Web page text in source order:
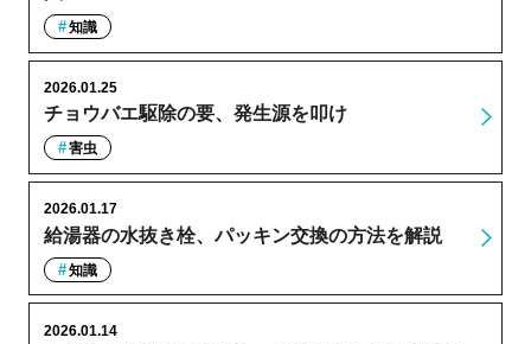
知識
チョウバエ駆除の要、発生源を叩け
2026.01.25
害虫
給湯器の水抜き栓、パッキン交換の方法を解説
2026.01.17
知識
2026.01.14